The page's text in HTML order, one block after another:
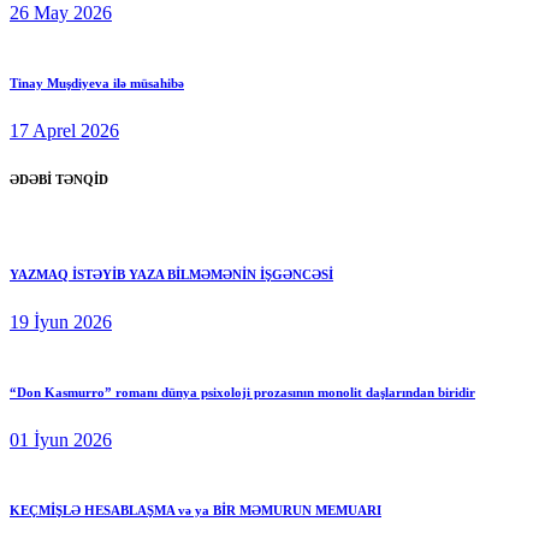
26 May 2026
Tinay Muşdiyeva ilə müsahibə
17 Aprel 2026
ƏDƏBİ TƏNQİD
YAZMAQ İSTƏYİB YAZA BİLMƏMƏNİN İŞGƏNCƏSİ
19 İyun 2026
“Don Kasmurro” romanı dünya psixoloji prozasının monolit daşlarından biridir
01 İyun 2026
KEÇMİŞLƏ HESABLAŞMA və ya BİR MƏMURUN MEMUARI